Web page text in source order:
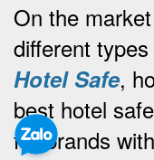
On the
different
Hotel Safe,
best hotel
for brands